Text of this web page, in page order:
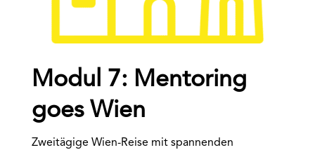
Modul 7: Mentoring
goes Wien
Zweitägige Wien-Reise mit spannenden